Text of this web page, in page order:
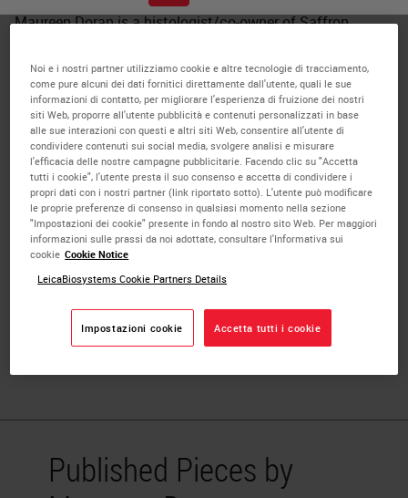
Maureen Doran is a histologist/co-owner of Saffron
SSHS, Maureen worked at SIUC School of Medicine as the
Director of the Histology Center for 32 years. She has
presented numerous continuing education workshops,
lectures and teleconferences for NSH, ASCP and the
University of Texas Health Science Center in San Antonio.
Maureen is currently President of the Illinois Society for
Histotechnologists. Maureen is a member of NSH Health
& Safety committee and served as committee chair from
1996-2016. She received the SIU award for Civil Service
employee of the year and SIUC Outstanding Civil Service
Society for Histotechnologists and was the recipient of
Published Pieces by
Noi e i nostri partner utilizziamo cookie e altre tecnologie di tracciamento,
come pure alcuni dei dati fornitici direttamente dall'utente, quali le sue
informazioni di contatto, per migliorare l'esperienza di fruizione dei nostri
siti Web, proporre all'utente pubblicità e contenuti personalizzati in base
alle sue interazioni con questi e altri siti Web, consentire all'utente di
condividere contenuti sui social media, svolgere analisi e misurare
l'efficacia delle nostre campagne pubblicitarie. Facendo clic su "Accetta
tutti i cookie", l'utente presta il suo consenso e accetta di condividere i
propri dati con i nostri partner (link riportato sotto). L'utente può modificare
le proprie preferenze di consenso in qualsiasi momento nella sezione
"Impostazioni dei cookie" presente in fondo al nostro sito Web. Per maggiori
informazioni sulle prassi da noi adottate, consultare l'Informativa sui
cookie Cookie Notice
LeicaBiosystems Cookie Partners Details
Impostazioni cookie Accetta tutti i cookie